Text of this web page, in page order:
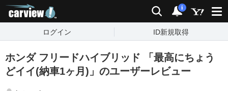
検索 通知
i
ログイン ID新規取得
ホンダ フリードハイブリッド 「最高にちょう
どイイ(納車1ヶ月)」のユーザーレビュー